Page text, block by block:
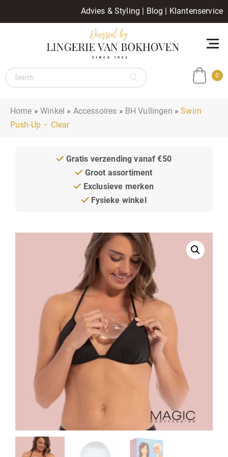
Advies & Styling | Blog | Klantenservice
0
Home »Winkel » Accessoires » BH Vullingen »Swim
Push-Up – Clear
Gratis verzending vanaf €50
Groot assortiment
Exclusieve merken
Fysieke winkel